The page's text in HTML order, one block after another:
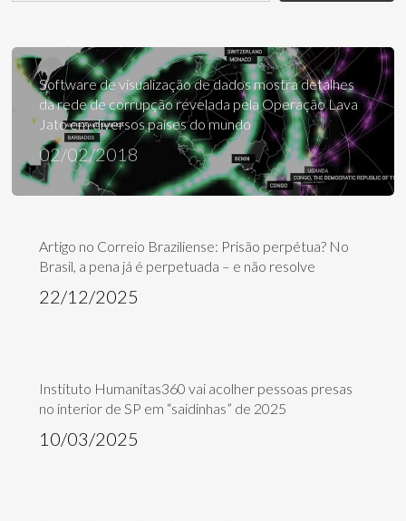
Software de visualização de dados mostra detalhes
da rede de corrupção revelada pela Operação Lava
Jato em diversos países do mundo
02/02/2018
Artigo no Correio Braziliense: Prisão perpétua? No
Brasil, a pena já é perpetuada – e não resolve
22/12/2025
Instituto Humanitas360 vai acolher pessoas presas
no interior de SP em “saidinhas” de 2025
10/03/2025